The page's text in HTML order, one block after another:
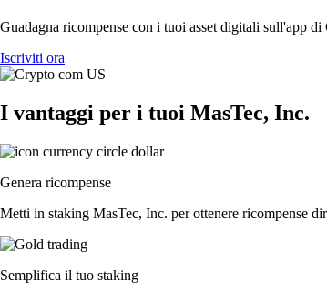
Guadagna ricompense con i tuoi asset digitali sull'app
Iscriviti ora
I vantaggi per i tuoi MasTec, Inc.
Genera ricompense
Metti in staking MasTec, Inc. per ottenere ricompense
Semplifica il tuo staking